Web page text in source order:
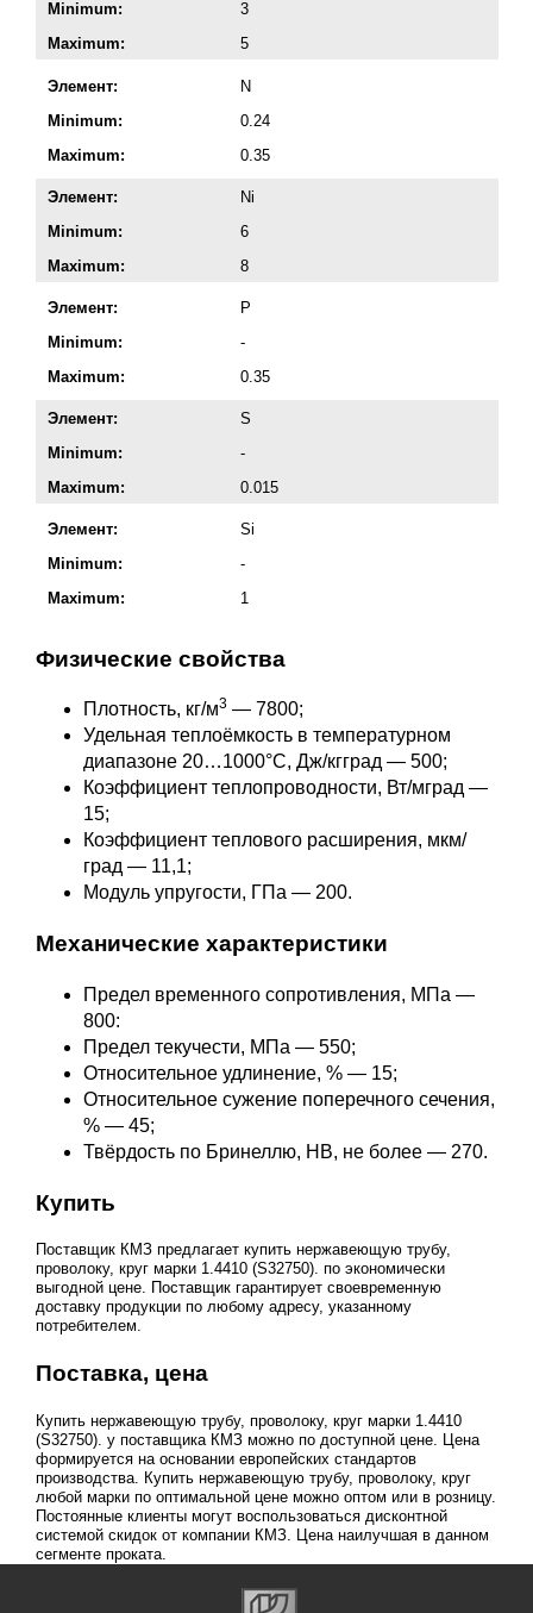
Minimum:
3
Maximum:
5
Элемент:
N
Minimum:
0.24
Maximum:
0.35
Элемент:
Ni
Minimum:
6
Maximum:
8
Элемент:
P
Minimum:
-
Maximum:
0.35
Элемент:
S
Minimum:
-
Maximum:
0.015
Элемент:
Si
Minimum:
-
Maximum:
1
Физические свойства
Плотность, кг/м3— 7800;
Удельная теплоёмкость в температурном
диапазоне 20…1000°С, Дж/кгград — 500;
Коэффициент теплопроводности, Вт/мград —
15;
Коэффициент теплового расширения, мкм/
град — 11,1;
Модуль упругости, ГПа — 200.
Механические характеристики
Предел временного сопротивления, МПа —
800:
Предел текучести, МПа — 550;
Относительное удлинение, % — 15;
Относительное сужение поперечного сечения,
% — 45;
Твёрдость по Бринеллю, НВ, не более — 270.
Купить
Поставщик КМЗ предлагает купить нержавеющую трубу,
проволоку, круг марки 1.4410 (S32750). по экономически
выгодной цене. Поставщик гарантирует своевременную
доставку продукции по любому адресу, указанному
потребителем.
Поставка, цена
Купить нержавеющую трубу, проволоку, круг марки 1.4410
(S32750). у поставщика КМЗ можно по доступной цене. Цена
формируется на основании европейских стандартов
производства. Купить нержавеющую трубу, проволоку, круг
любой марки по оптимальной цене можно оптом или в розницу.
Постоянные клиенты могут воспользоваться дисконтной
системой скидок от компании КМЗ. Цена наилучшая в данном
сегменте проката.